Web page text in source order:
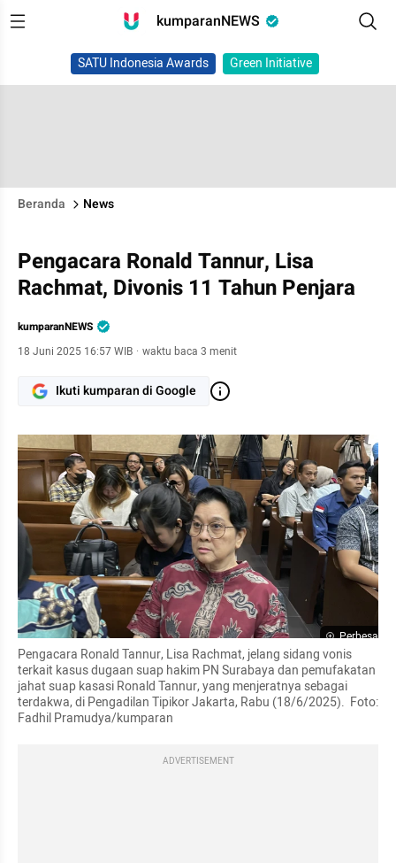
kumparanNEWS
SATU Indonesia Awards Green Initiative
Beranda News
Pengacara Ronald Tannur, Lisa
Rachmat, Divonis 11 Tahun Penjara
kumparanNEWS
18 Juni 2025 16:57 WIB · waktu baca 3 menit
Ikuti kumparan di Google
Perbesar
Pengacara Ronald Tannur, Lisa Rachmat, jelang sidang vonis
terkait kasus dugaan suap hakim PN Surabaya dan pemufakatan
jahat suap kasasi Ronald Tannur, yang menjeratnya sebagai
terdakwa, di Pengadilan Tipikor Jakarta, Rabu (18/6/2025).  Foto:
Fadhil Pramudya/kumparan
ADVERTISEMENT